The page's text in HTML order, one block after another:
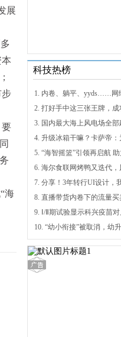
展
步
要
海
科技热榜
4. 升级冰箱干嘛？卡萨帝
5. “海智摇篮”引领再启航
6. 海尔食联网烤鸭又迭代
7. 分享！3年转行UI设计，
9. Ⅰ/Ⅱ期试验显示科兴疫苗